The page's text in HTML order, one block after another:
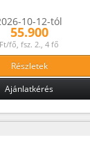
10-12-tól
55.900
Ft/fő, fsz. 2., 4 fő
Részletek
Ajánlatkérés